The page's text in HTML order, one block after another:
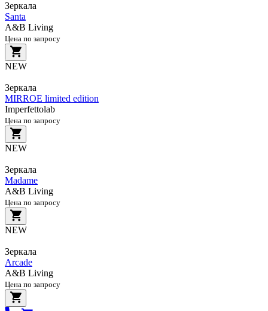
Зеркала
Santa
A&B Living
Цена по запросу
NEW
Зеркала
MIRROE limited edition
Imperfettolab
Цена по запросу
NEW
Зеркала
Madame
A&B Living
Цена по запросу
NEW
Зеркала
Arcade
A&B Living
Цена по запросу